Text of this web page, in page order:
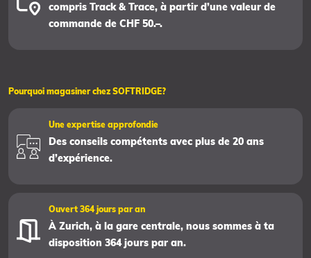
compris Track & Trace, à partir d’une valeur de
commande de CHF 50.–.
Pourquoi magasiner chez SOFTRIDGE?
Une expertise approfondie
Des conseils compétents avec plus de 20 ans
d’expérience.
Ouvert 364 jours par an
À Zurich, à la gare centrale, nous sommes à ta
disposition 364 jours par an.